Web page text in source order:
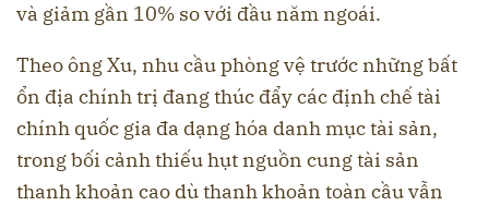
và giảm gần 10% so với đầu năm ngoái.
Theo ông Xu, nhu cầu phòng vệ trước những bất
ổn địa chính trị đang thúc đẩy các định chế tài
chính quốc gia đa dạng hóa danh mục tài sản,
trong bối cảnh thiếu hụt nguồn cung tài sản
thanh khoản cao dù thanh khoản toàn cầu vẫn